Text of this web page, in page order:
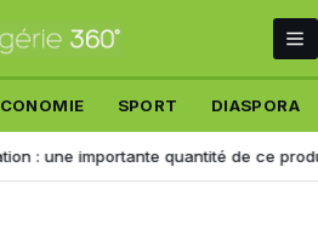
SPORT DIASPORA
quantité de ce produit saisie